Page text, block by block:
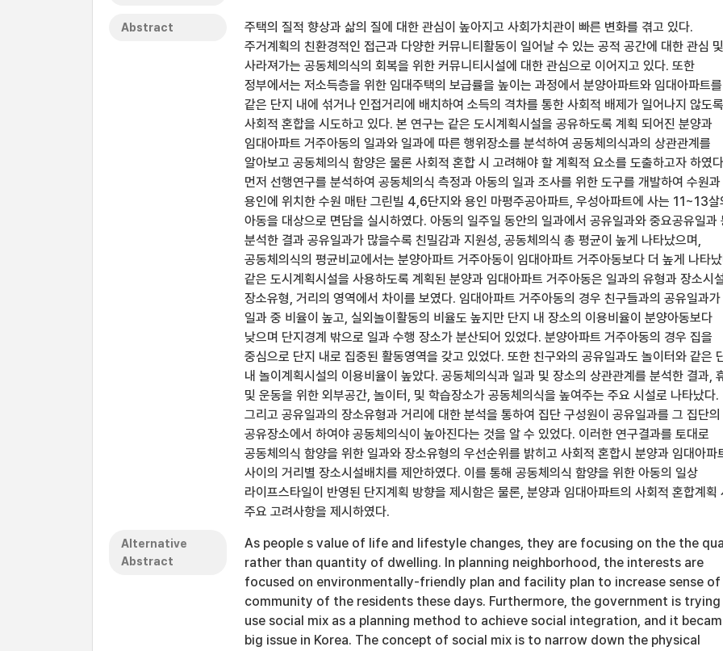
Abstract
주택의 질적 향상과 삶의 질에 대한 관심이 높아지고 사회가치관이 빠른 변화를 겪고 있다.
주거계획의 친환경적인 접근과 다양한 커뮤니티활동이 일어날 수 있는 공적 공간에 대한 관심 및
사라져가는 공동체의식의 회복을 위한 커뮤니티시설에 대한 관심으로 이어지고 있다. 또한
정부에서는 저소득층을 위한 임대주택의 보급률을 높이는 과정에서 분양아파트와 임대아파트를
같은 단지 내에 섞거나 인접거리에 배치하여 소득의 격차를 통한 사회적 배제가 일어나지 않도록
사회적 혼합을 시도하고 있다. 본 연구는 같은 도시계획시설을 공유하도록 계획 되어진 분양과
임대아파트 거주아동의 일과와 일과에 따른 행위장소를 분석하여 공동체의식과의 상관관계를
알아보고 공동체의식 함양은 물론 사회적 혼합 시 고려해야 할 계획적 요소를 도출하고자 하였
먼저 선행연구를 분석하여 공동체의식 측정과 아동의 일과 조사를 위한 도구를 개발하여 수원과
용인에 위치한 수원 매탄 그린빌 4,6단지와 용인 마평주공아파트, 우성아파트에 사는 11~13살
아동을 대상으로 면담을 실시하였다. 아동의 일주일 동안의 일과에서 공유일과와 중요공유일과
분석한 결과 공유일과가 많을수록 친밀감과 지원성, 공동체의식 총 평균이 높게 나타났으며,
공동체의식의 평균비교에서는 분양아파트 거주아동이 임대아파트 거주아동보다 더 높게 나타
같은 도시계획시설을 사용하도록 계획된 분양과 임대아파트 거주아동은 일과의 유형과 장소시
장소유형, 거리의 영역에서 차이를 보였다. 임대아파트 거주아동의 경우 친구들과의 공유일과가
일과 중 비율이 높고, 실외놀이활동의 비율도 높지만 단지 내 장소의 이용비율이 분양아동보다
낮으며 단지경계 밖으로 일과 수행 장소가 분산되어 있었다. 분양아파트 거주아동의 경우 집을
중심으로 단지 내로 집중된 활동영역을 갖고 있었다. 또한 친구와의 공유일과도 놀이터와 같은
내 놀이계획시설의 이용비율이 높았다. 공동체의식과 일과 및 장소의 상관관계를 분석한 결과,
및 운동을 위한 외부공간, 놀이터, 및 학습장소가 공동체의식을 높여주는 주요 시설로 나타났다.
그리고 공유일과의 장소유형과 거리에 대한 분석을 통하여 집단 구성원이 공유일과를 그 집단의
공유장소에서 하여야 공동체의식이 높아진다는 것을 알 수 있었다. 이러한 연구결과를 토대로
공동체의식 함양을 위한 일과와 장소유형의 우선순위를 밝히고 사회적 혼합시 분양과 임대아파
사이의 거리별 장소시설배치를 제안하였다. 이를 통해 공동체의식 함양을 위한 아동의 일상
라이프스타일이 반영된 단지계획 방향을 제시함은 물론, 분양과 임대아파트의 사회적 혼합계획
주요 고려사항을 제시하였다.
Alternative
Abstract
As people s value of life and lifestyle changes, they are focusing on the the
rather than quantity of dwelling. In planning neighborhood, the interests are
focused on environmentally-friendly plan and facility plan to increase sense of
community of the residents these days. Furthermore, the government is
use social mix as a planning method to achieve social integration, and it
big issue in Korea. The concept of social mix is to narrow down the physical